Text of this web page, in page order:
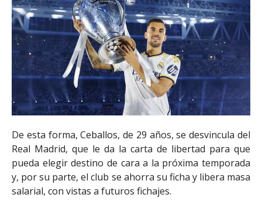
De esta forma, Ceballos, de 29 años, se desvincula del
Real Madrid, que le da la carta de libertad para que
pueda elegir destino de cara a la próxima temporada
y, por su parte, el club se ahorra su ficha y libera masa
salarial, con vistas a futuros fichajes.